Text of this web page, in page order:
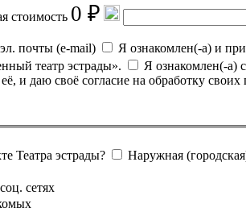
стоимость 0 ₽
почты (e-mail)
Я ознакомлен(-а) и
театр эстрады».
Я ознакомлен(-а) с
и даю своё согласие на обработку
Театра эстрады?
Наружная
сетях